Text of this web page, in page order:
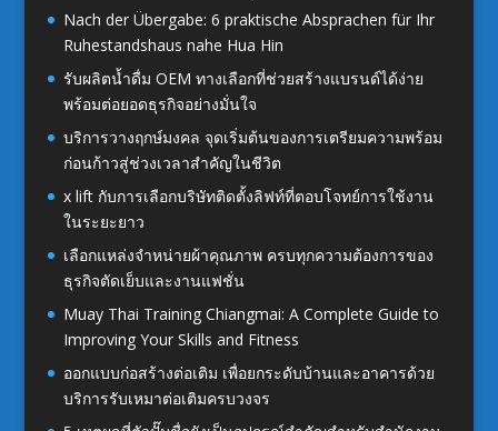
Nach der Übergabe: 6 praktische Absprachen für Ihr
Ruhestandshaus nahe Hua Hin
รับผลิตน้ำดื่ม OEM ทางเลือกที่ช่วยสร้างแบรนด์ได้ง่าย
พร้อมต่อยอดธุรกิจอย่างมั่นใจ
บริการวางฤกษ์มงคล จุดเริ่มต้นของการเตรียมความพร้อม
ก่อนก้าวสู่ช่วงเวลาสำคัญในชีวิต
x lift กับการเลือกบริษัทติดตั้งลิฟท์ที่ตอบโจทย์การใช้งาน
ในระยะยาว
เลือกแหล่งจำหน่ายผ้าคุณภาพ ครบทุกความต้องการของ
ธุรกิจตัดเย็บและงานแฟชั่น
Muay Thai Training Chiangmai: A Complete Guide to
Improving Your Skills and Fitness
ออกแบบก่อสร้างต่อเติม เพื่อยกระดับบ้านและอาคารด้วย
บริการรับเหมาต่อเติมครบวงจร